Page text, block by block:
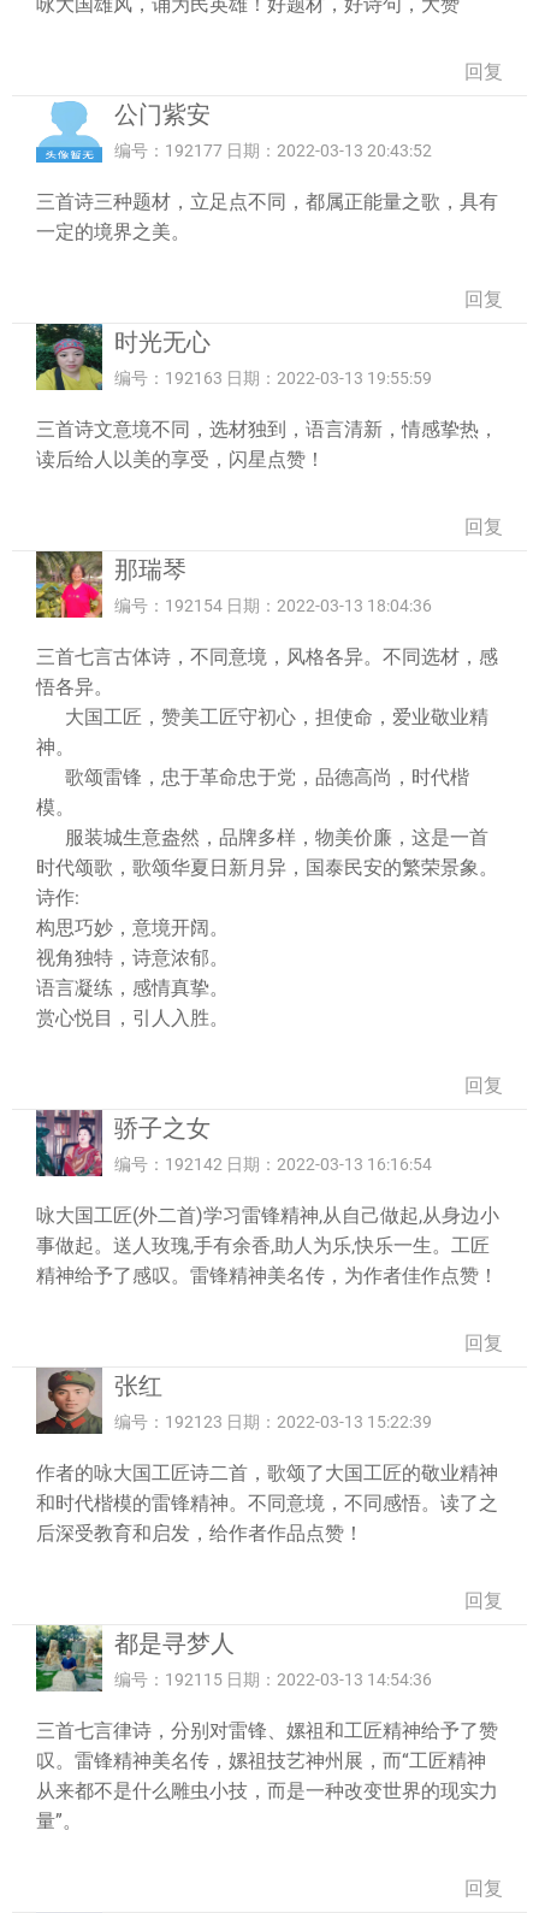
回复
公门紫安
编号：192177 日期：2022-03-13 20:43:52
三首诗三种题材，立足点不同，都属正能量之歌，具有
一定的境界之美。
回复
时光无心
编号：192163 日期：2022-03-13 19:55:59
三首诗文意境不同，选材独到，语言清新，情感挚热，
读后给人以美的享受，闪星点赞！
回复
那瑞琴
编号：192154 日期：2022-03-13 18:04:36
三首七言古体诗，不同意境，风格各异。不同选材，感
悟各异。
大国工匠，赞美工匠守初心，担使命，爱业敬业精
神。
歌颂雷锋，忠于革命忠于党，品德高尚，时代楷
模。
服装城生意盎然，品牌多样，物美价廉，这是一首
时代颂歌，歌颂华夏日新月异，国泰民安的繁荣景象。
诗作:
构思巧妙，意境开阔。
视角独特，诗意浓郁。
语言凝练，感情真挚。
赏心悦目，引人入胜。
回复
骄子之女
编号：192142 日期：2022-03-13 16:16:54
咏大国工匠(外二首)学习雷锋精神,从自己做起,从身边小
事做起。送人玫瑰,手有余香,助人为乐,快乐一生。工匠
精神给予了感叹。雷锋精神美名传，为作者佳作点赞！
回复
张红
编号：192123 日期：2022-03-13 15:22:39
作者的咏大国工匠诗二首，歌颂了大国工匠的敬业精神
和时代楷模的雷锋精神。不同意境，不同感悟。读了之
后深受教育和启发，给作者作品点赞！
回复
都是寻梦人
编号：192115 日期：2022-03-13 14:54:36
三首七言律诗，分别对雷锋、嫘祖和工匠精神给予了赞
叹。雷锋精神美名传，嫘祖技艺神州展，而“工匠精神
从来都不是什么雕虫小技，而是一种改变世界的现实力
量”。
回复